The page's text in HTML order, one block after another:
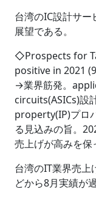
台湾のIC設計サ
展望である。
◇Prospects for
positive in 2021
→業界筋発。
circuits(ASICs)設
property(IP)プロ
る見込みの旨。
売上げが高みを保
台湾のIT業界売
どから8月実績が